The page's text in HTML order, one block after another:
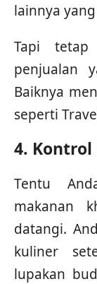
lainnya
Tapi tetap
penjualan
Baiknya
seperti
4. Kontrol
Tentu
makanan
datangi.
kuliner
lupakan